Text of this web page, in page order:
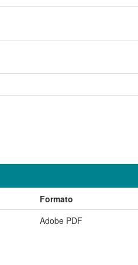
Formato
Adobe PDF